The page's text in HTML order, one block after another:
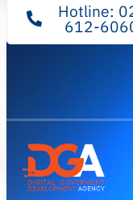
Hotline:
612-